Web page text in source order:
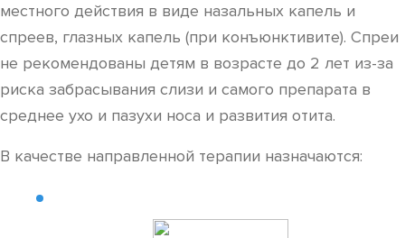
местного действия в виде назальных капель и
спреев, глазных капель (при конъюнктивите). Спреи
не рекомендованы детям в возрасте до 2 лет из-за
риска забрасывания слизи и самого препарата в
среднее ухо и пазухи носа и развития отита.
В качестве направленной терапии назначаются: